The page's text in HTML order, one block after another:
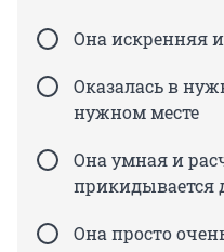
Она искренняя
Оказалась в
нужном месте
Она умная и
прикидывается
Она просто